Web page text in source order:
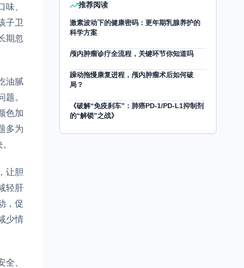
、
子卫
期忽
油腻
。
色加
多为
让胆
轻肝
，促
少情
、
推荐阅读
激素波动下的健康密码：更年期乳腺养护的
科学方案
颅内肿瘤诊疗全流程，关键环节你知道吗
躁动拖慢康复进程，颅内肿瘤术后如何破
局？
《破解“免疫刹车”：肺癌PD-1/PD-L1抑制剂
的“解锁”之战》